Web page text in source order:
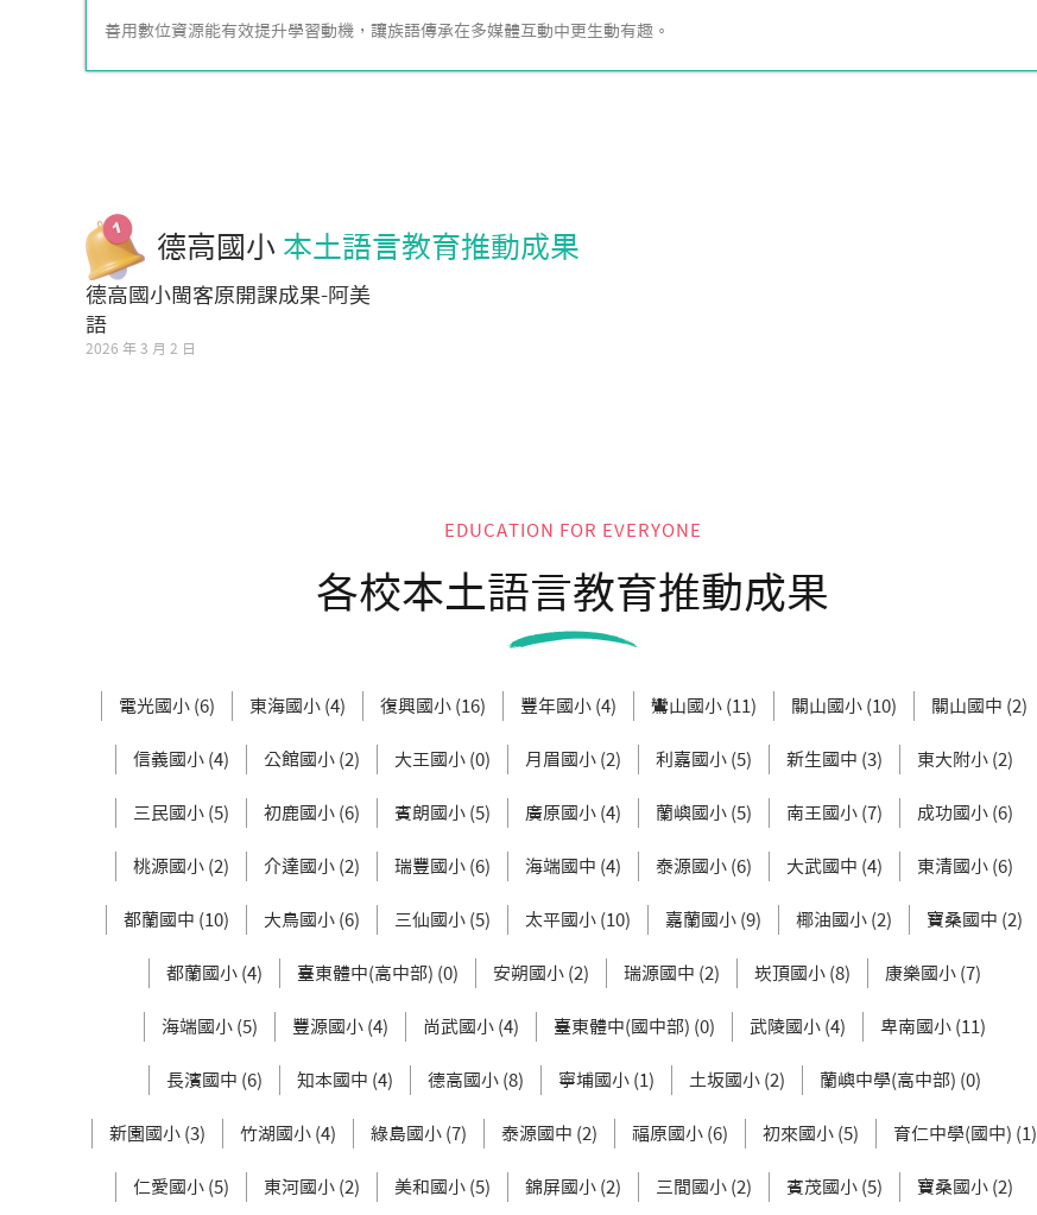
善用數位資源能有效提升學習動機，讓族語傳承在多媒體互動中更生動有趣。
德高國小 本土語言教育推動成果
德高國小閩客原開課成果-阿美
語
2026 年 3 月 2 日
EDUCATION FOR EVERYONE
各校本土語言教育推動成果
電光國小 (6) 東海國小 (4) 復興國小 (16) 豐年國小 (4) 鸞山國小 (11) 關山國小 (10) 關山國中 (2)
信義國小 (4) 公館國小 (2) 大王國小 (0) 月眉國小 (2) 利嘉國小 (5) 新生國中 (3) 東大附小 (2)
三民國小 (5) 初鹿國小 (6) 賓朗國小 (5) 廣原國小 (4) 蘭嶼國小 (5) 南王國小 (7) 成功國小 (6)
桃源國小 (2) 介達國小 (2) 瑞豐國小 (6) 海端國中 (4) 泰源國小 (6) 大武國中 (4) 東清國小 (6)
都蘭國中 (10) 大鳥國小 (6) 三仙國小 (5) 太平國小 (10) 嘉蘭國小 (9) 椰油國小 (2) 寶桑國中 (2)
都蘭國小 (4) 臺東體中(高中部) (0) 安朔國小 (2) 瑞源國中 (2) 崁頂國小 (8) 康樂國小 (7)
海端國小 (5) 豐源國小 (4) 尚武國小 (4) 臺東體中(國中部) (0) 武陵國小 (4) 卑南國小 (11)
長濱國中 (6) 知本國中 (4) 德高國小 (8) 寧埔國小 (1) 土坂國小 (2) 蘭嶼中學(高中部) (0)
新園國小 (3) 竹湖國小 (4) 綠島國小 (7) 泰源國中 (2) 福原國小 (6) 初來國小 (5) 育仁中學(國中) (1)
仁愛國小 (5) 東河國小 (2) 美和國小 (5) 錦屏國小 (2) 三間國小 (2) 賓茂國小 (5) 寶桑國小 (2)